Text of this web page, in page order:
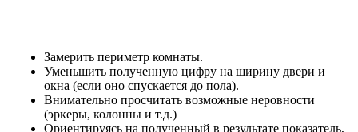
Замерить периметр комнаты.
Уменьшить полученную цифру на ширину двери и
окна (если оно спускается до пола).
Внимательно просчитать возможные неровности
(эркеры, колонны и т.д.)
Ориентируясь на полученный в результате показатель,